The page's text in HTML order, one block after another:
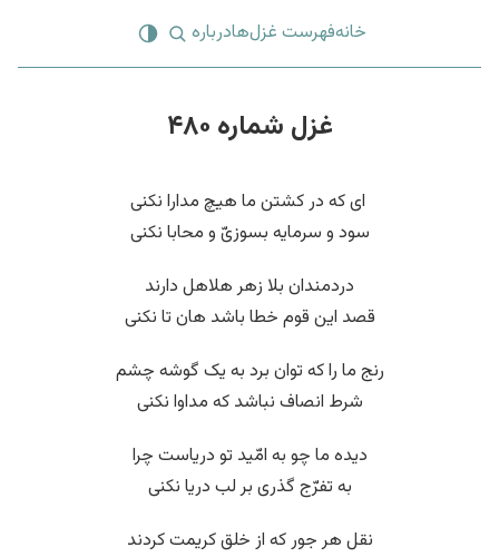
خانهفهرست غزل‌هادرباره
غزل شماره ۴۸۰
‌ ای که در کشتن ما هیچ مدارا نکنی
سود و سرمایه بسوزیّ و محابا نکنی
دردمندان بلا زهر هلاهل دارند
قصد این قوم خطا باشد هان تا نکنی
رنج ما را که توان برد به یک گوشه چشم
شرط انصاف نباشد که مداوا نکنی
دیده ما چو به امّید تو دریاست چرا
به تفرّج گذری بر لب دریا نکنی
نقل هر جور که از خلق کریمت کردند